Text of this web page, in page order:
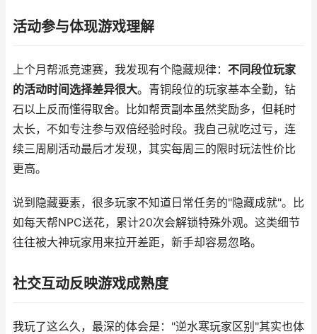
活动参与体现游戏理解
上个月帮派竞速赛，我发现有个隐藏规律： 不同段位玩家
的活动时间选择差异很大。青铜段位的玩家基本全勤，钻
石以上反而懂得取舍。比如帮贡副本虽然奖励多，但耗时
太长，不如专注参与双倍经验时段。我自己就吃过亏，连
续三周刷活动最后才发现，其实每周三的限时玩法性价比
更高。
说到隐藏要素，很多玩家不知道日常任务的"隐藏成就"。比
如每天帮NPC送花，累计20次会解锁特殊外观。这类细节
往往被大神玩家用来拉开差距，新手却容易忽略。
社交互动反映游戏成熟度
我玩了这么久，最深的体会是："逆水寒玩家区别"其实也体